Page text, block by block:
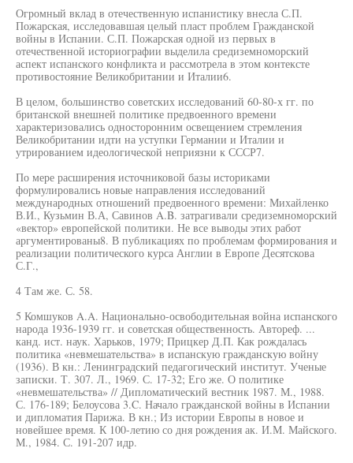
Огромный вклад в отечественную испанистику внесла С.П.
Пожарская, исследовавшая целый пласт проблем Гражданской
войны в Испании. С.П. Пожарская одной из первых в
отечественной историографии выделила средиземноморский
аспект испанского конфликта и рассмотрела в этом контексте
противостояние Великобритании и Италии6.
В целом, большинство советских исследований 60-80-х гг. по
британской внешней политике предвоенного времени
характеризовались односторонним освещением стремления
Великобритании идти на уступки Германии и Италии и
утрированием идеологической неприязни к СССР7.
По мере расширения источниковой базы историками
формулировались новые направления исследований
международных отношений предвоенного времени: Михайленко
В.И., Кузьмин В.А, Савинов A.B. затрагивали средиземноморский
«вектор» европейской политики. Не все выводы этих работ
аргументированы8. В публикациях по проблемам формирования и
реализации политического курса Англии в Европе Десятскова
С.Г.,
4 Там же. С. 58.
5 Комшуков A.A. Национально-освободительная война испанского
народа 1936-1939 гг. и советская общественность. Автореф. ...
канд. ист. наук. Харьков, 1979; Прицкер Д.П. Как рождалась
политика «невмешательства» в испанскую гражданскую войну
(1936). В кн.: Ленинградский педагогический институт. Ученые
записки. Т. 307. Л., 1969. С. 17-32; Его же. О политике
«невмешательства» // Дипломатический вестник 1987. М., 1988.
С. 176-189; Белоусова 3.C. Начало гражданской войны в Испании
и дипломатия Парижа. В кн.; Из истории Европы в новое и
новейшее время. К 100-летию со дня рождения ак. И.М. Майского.
М., 1984. С. 191-207 идр.